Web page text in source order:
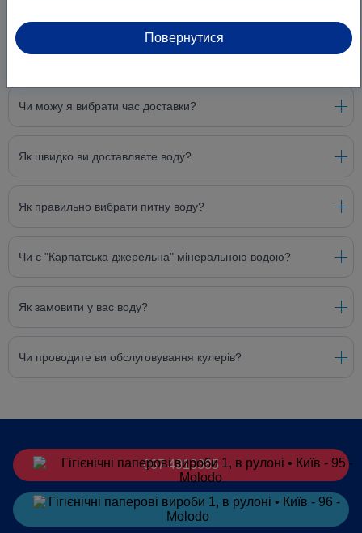
Чи можу я вибрати час доставки?
Як швидко ви доставляєте воду?
Як правильно вибрати питну воду?
Чи є "Карпатська джерельна" мінеральною водою?
Як замовити у вас воду?
Чи проводите ви обслуговування кулерів?
067 4913385
Замовитив Telegram
Повернутися